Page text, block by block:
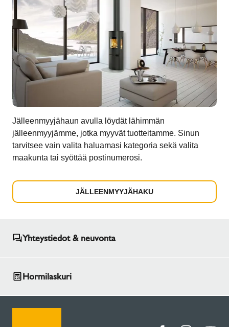
Jälleenmyyjähaun avulla löydät lähimmän
jälleenmyyjämme, jotka myyvät tuotteitamme. Sinun
tarvitsee vain valita haluamasi kategoria sekä valita
maakunta tai syöttää postinumerosi.
JÄLLEENMYYJÄHAKU
Yhteystiedot & neuvonta
Hormilaskuri